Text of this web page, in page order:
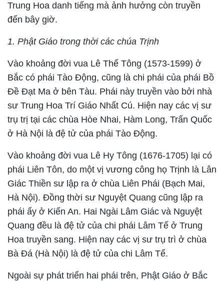
Trung Hoa danh tiếng mà ảnh hưởng còn truyền
đến bây giờ.
1. Phật Giáo trong thời các chúa Trịnh
Vào khoảng đời vua Lê Thế Tông (1573-1599) ở
Bắc có phái Tào Động, cũng là chi phái của phái Bồ
Đề Đạt Ma ở bên Tàu. Phái này truyền vào bởi nhà
sư Trung Hoa Trí Giáo Nhất Cú. Hiện nay các vị sư
trụ trị tại các chùa Hòe Nhai, Hàm Long, Trấn Quốc
ở Hà Nội là đệ tử của phái Tào Động.
Vào khoảng đời vua Lê Hy Tông (1676-1705) lại có
phái Liên Tôn, do một vị vương công họ Trịnh là Lân
Giác Thiền sư lập ra ở chùa Liên Phái (Bạch Mai,
Hà Nội). Đồng thời sư Nguyệt Quang cũng lập ra
phái ấy ở Kiến An. Hai Ngài Lâm Giác và Nguyệt
Quang đều là đệ tử của chi phái Lâm Tế ở Trung
Hoa truyền sang. Hiện nay các vị sư trụ trì ở chùa
Bà Đá (Hà Nội) là đệ tử của chi Lâm Tế.
Ngoài sự phát triển hai phái trên, Phật Giáo ở Bắc